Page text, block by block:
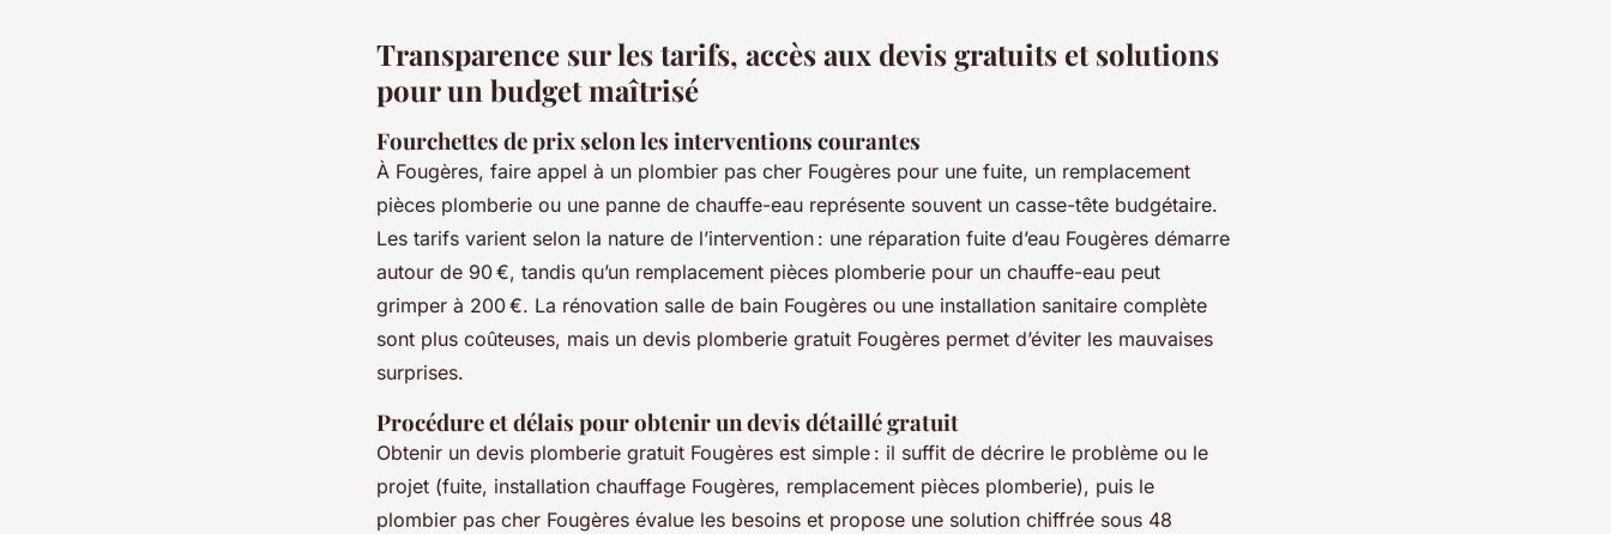
Transparence sur les tarifs, accès aux devis gratuits et solutions
pour un budget maîtrisé
Fourchettes de prix selon les interventions courantes
À Fougères, faire appel à un plombier pas cher Fougères pour une fuite, un remplacement
pièces plomberie ou une panne de chauffe-eau représente souvent un casse-tête budgétaire.
Les tarifs varient selon la nature de l’intervention : une réparation fuite d’eau Fougères démarre
autour de 90 €, tandis qu’un remplacement pièces plomberie pour un chauffe-eau peut
grimper à 200 €. La rénovation salle de bain Fougères ou une installation sanitaire complète
sont plus coûteuses, mais un devis plomberie gratuit Fougères permet d’éviter les mauvaises
surprises.
Procédure et délais pour obtenir un devis détaillé gratuit
Obtenir un devis plomberie gratuit Fougères est simple : il suffit de décrire le problème ou le
projet (fuite, installation chauffage Fougères, remplacement pièces plomberie), puis le
plombier pas cher Fougères évalue les besoins et propose une solution chiffrée sous 48